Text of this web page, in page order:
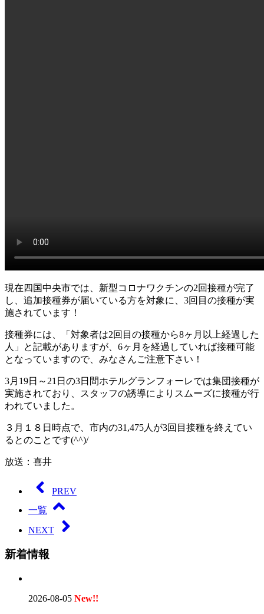
現在四国中央市では、新型コロナワクチンの2回接種が完了
し、追加接種券が届いている方を対象に、3回目の接種が実
施されています！
接種券には、「対象者は2回目の接種から8ヶ月以上経過した
人」と記載がありますが、6ヶ月を経過していれば接種可能
となっていますので、みなさんご注意下さい！
3月19日～21日の3日間ホテルグランフォーレでは集団接種が
実施されており、スタッフの誘導によりスムーズに接種が行
われていました。
３月１８日時点で、市内の31,475人が3回目接種を終えてい
るとのことです(^^)/
放送：喜井
PREV
一覧
NEXT
新着情報
2026-08-05 New!!